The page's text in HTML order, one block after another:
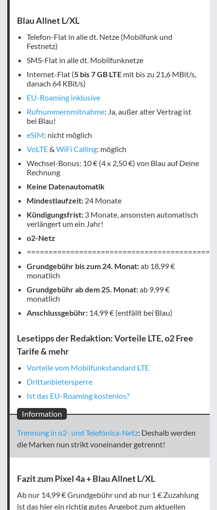
Blau Allnet L/XL
Telefon-Flat in alle dt. Netze (Mobilfunk und
Festnetz)
SMS-Flat in alle dt. Mobilfunknetze
Internet-Flat (5 bis 7 GB LTE mit bis zu 21,6 MBit/s,
danach 64 KBit/s)
EU-Roaming inklusive
Rufnummernmitnahme: Ja, außer alter Vertrag ist
bei Blau!
eSIM: nicht möglich
VoLTE& WiFi Calling: möglich
Wechsel-Bonus: 10 € (4 x 2,50 €) von Blau auf Deine
Rechnung
Keine Datenautomatik
Mindestlaufzeit: 24 Monate
Kündigungsfrist: 3 Monate, ansonsten automatisch
verlängert um ein Jahr!
o2-Netz
Grundgebühr bis zum 24. Monat:ab 18,99 €
monatlich
Grundgebühr ab dem 25. Monat:ab 9,99 €
monatlich
Anschlussgebühr: 14,99 € (entfällt bei Blau)
Lesetipps der Redaktion: Vorteile LTE, o2 Free
Tarife & mehr
Vorteile vom Mobilfunkstandard LTE
Drittanbietersperre
Ist das EU-Roaming kostenlos?
Information
Trennung in o2- und Telefónica-Netz: Deshalb werden
die Marken nun strikt voneinander getrennt!
Fazit zum Pixel 4a + Blau Allnet L/XL
Ab nur 14,99 € Grundgebühr und ab nur 1 € Zuzahlung
ist das hier ein richtig gutes Angebot zum aktuellen